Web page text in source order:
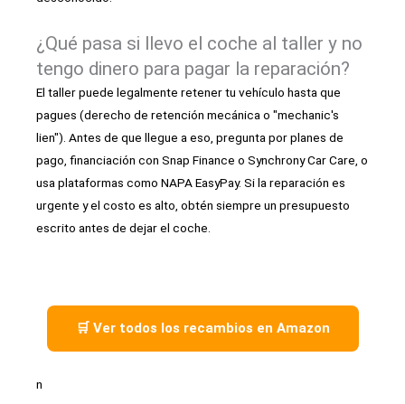
¿Qué pasa si llevo el coche al taller y no
tengo dinero para pagar la reparación?
El taller puede legalmente retener tu vehículo hasta que
pagues (derecho de retención mecánica o "mechanic's
lien"). Antes de que llegue a eso, pregunta por planes de
pago, financiación con Snap Finance o Synchrony Car Care, o
usa plataformas como NAPA EasyPay. Si la reparación es
urgente y el costo es alto, obtén siempre un presupuesto
escrito antes de dejar el coche.
🛒 Ver todos los recambios en Amazon
n